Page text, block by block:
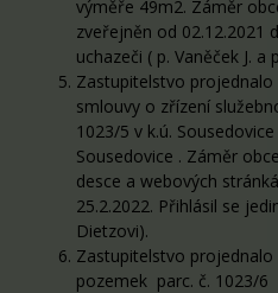
výměře 49m2. Záměr
zveřejněn od 02.12.2021
uchazeči ( p. Vaněček J. a
Zastupitelstvo
smlouvy o zřízení
1023/5 v k.ú.
Sousedovice . Záměr
desce a webových
25.2.2022. Přihlásil se
Dietzovi).
Zastupitelstvo
pozemek parc. č. 1023/6